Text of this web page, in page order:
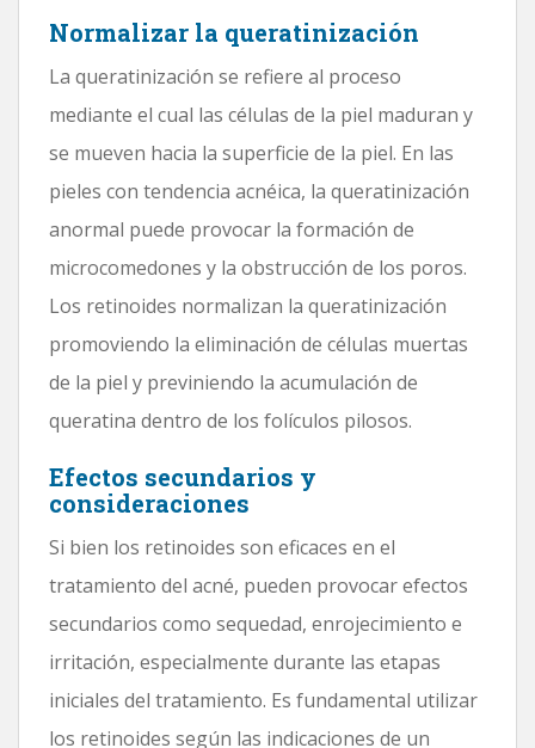
Normalizar la queratinización
La queratinización se refiere al proceso
mediante el cual las células de la piel maduran y
se mueven hacia la superficie de la piel. En las
pieles con tendencia acnéica, la queratinización
anormal puede provocar la formación de
microcomedones y la obstrucción de los poros.
Los retinoides normalizan la queratinización
promoviendo la eliminación de células muertas
de la piel y previniendo la acumulación de
queratina dentro de los folículos pilosos.
Efectos secundarios y
consideraciones
Si bien los retinoides son eficaces en el
tratamiento del acné, pueden provocar efectos
secundarios como sequedad, enrojecimiento e
irritación, especialmente durante las etapas
iniciales del tratamiento. Es fundamental utilizar
los retinoides según las indicaciones de un